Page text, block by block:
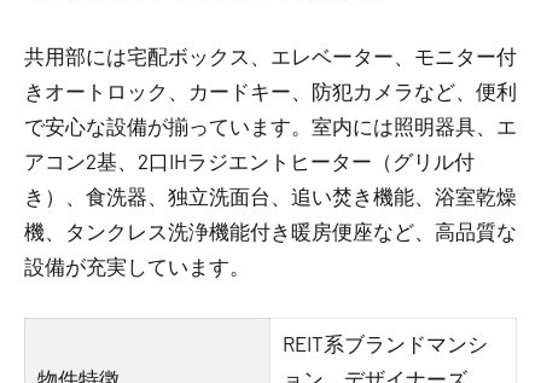
共用部には宅配ボックス、エレベーター、モニター付
きオートロック、カードキー、防犯カメラなど、便利
で安心な設備が揃っています。室内には照明器具、エ
アコン2基、2口IHラジエントヒーター（グリル付
き）、食洗器、独立洗面台、追い焚き機能、浴室乾燥
機、タンクレス洗浄機能付き暖房便座など、高品質な
設備が充実しています。
物件特徴
REIT系ブランドマンシ
ョン、デザイナーズ、